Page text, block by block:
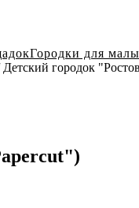
Городки для
Детский городок